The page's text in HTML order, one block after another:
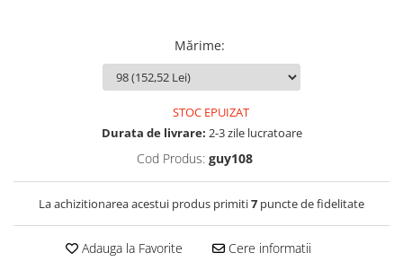
Mărime:
STOC EPUIZAT
Durata de livrare: 2-3 zile lucratoare
Cod Produs: guy108
La achizitionarea acestui produs primiti7 puncte de fidelitate
Adauga la Favorite Cere informatii